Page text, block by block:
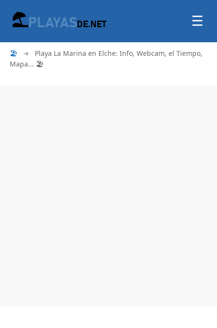
☰
🏖 ➜
Playa La Marina en Elche: Info, Webcam, el Tiempo,
Mapa... 🏖️